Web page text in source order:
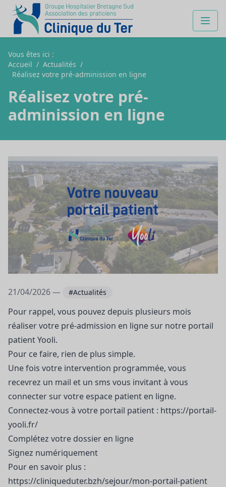
Vous êtes ici :
Accueil / Actualités /
Réalisez votre pré-adminission en ligne
Réalisez votre pré-
adminission en ligne
21/04/2026 — #Actualités
Pour rappel, vous pouvez depuis plusieurs mois
réaliser votre pré-admission en ligne sur notre portail
patient Yooli.
Pour ce faire, rien de plus simple.
Une fois votre intervention programmée, vous
recevrez un mail et un sms vous invitant à vous
connecter sur votre espace patient en ligne.
Connectez-vous à votre portail patient : https://portail-
yooli.fr/
Complétez votre dossier en ligne
Signez numériquement
Pour en savoir plus :
https://cliniqueduter.bzh/sejour/mon-portail-patient